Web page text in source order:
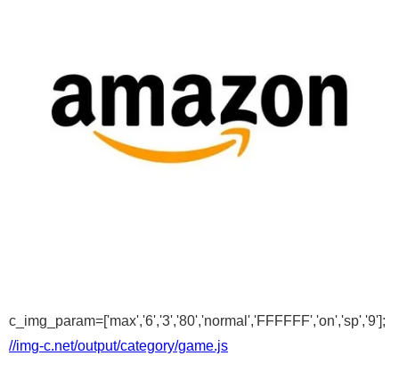
c_img_param=['max','6','3','80','normal','FFFFFF','on','sp','9'];
//img-c.net/output/category/game.js